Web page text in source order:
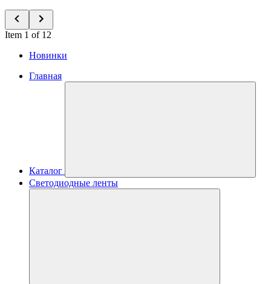
Item 1 of 12
Новинки
Главная
Каталог
Светодиодные ленты